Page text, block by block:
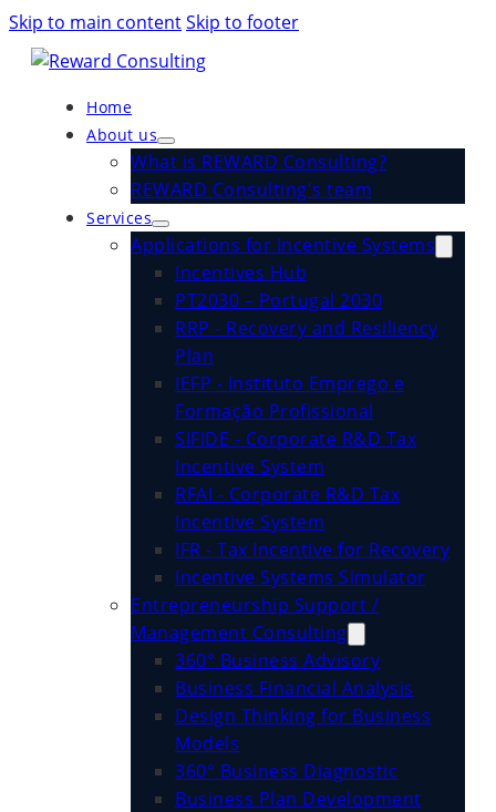
Skip to main contentSkip to footer
Home
About us
What is REWARD Consulting?
REWARD Consulting's team
Services
Applications for Incentive Systems
Incentives Hub
PT2030 – Portugal 2030
RRP - Recovery and Resiliency
Plan
IEFP - Instituto Emprego e
Formação Profissional
SIFIDE - Corporate R&D Tax
Incentive System
RFAI - Corporate R&D Tax
Incentive System
IFR - Tax Incentive for Recovery
Incentive Systems Simulator
Entrepreneurship Support /
Management Consulting
360° Business Advisory
Business Financial Analysis
Design Thinking for Business
Models
360° Business Diagnostic
Business Plan Development